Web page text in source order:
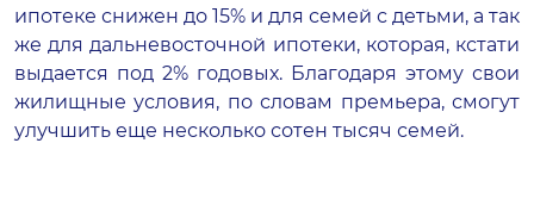
ипотеке снижен до 15% и для семей с детьми, а так
же для дальневосточной ипотеки, которая, кстати
выдается под 2% годовых. Благодаря этому свои
жилищные условия, по словам премьера, смогут
улучшить еще несколько сотен тысяч семей.